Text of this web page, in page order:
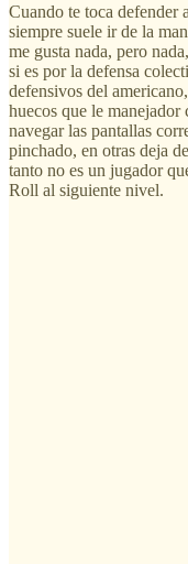
Cuando te toca defender
siempre suele ir de la
me gusta nada, pero
si es por la defensa
defensivos del
huecos que le manejador
navegar las pantallas
pinchado, en otras deja
tanto no es un jugador
Roll al siguiente nivel.